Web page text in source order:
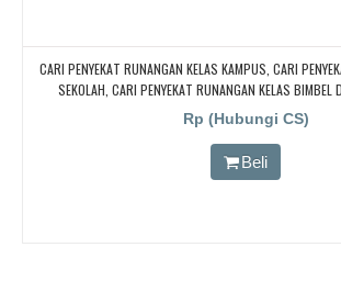
CARI PENYEKAT RUNANGAN KELAS KAMPUS, CARI
SEKOLAH, CARI PENYEKAT RUNANGAN KELAS BIMBEL
Rp (Hubungi CS)
Beli